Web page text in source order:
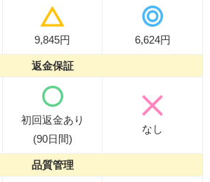
9,845円 6,624円
返金保証
初回返金あり
(90日間)
なし
品質管理